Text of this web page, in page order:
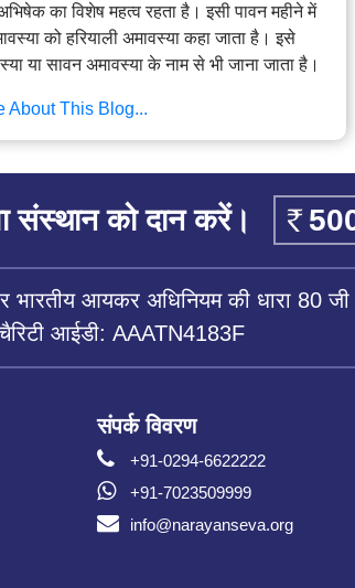
का विशेष महत्व रहता है। इसी पावन महीने में
को हरियाली अमावस्या कहा जाता है। इसे
या सावन अमावस्या के नाम से भी जाना जाता है।
About This Blog...
संस्थान को दान करें।
भारतीय आयकर अधिनियम की धारा 80
आईडी: AAATN4183F
संपर्क विवरण
+91-0294-6622222
+91-7023509999
info@narayanseva.org